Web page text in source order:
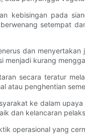
kebisingan pada
setempat
dan
menjadi kurang
secara teratur
atau penghentian
ke dalam
dan kelancaran
operasional yang